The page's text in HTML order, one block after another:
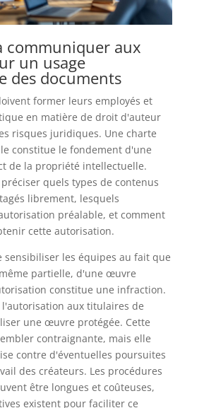
communiquer aux
un usage
des documents
former leurs employés et
en matière de droit d'auteur
risques juridiques. Une charte
constitue le fondement d'une
de la propriété intellectuelle.
quels types de contenus
librement, lesquels
préalable, et comment
cette autorisation.
sensibiliser les équipes au fait que
partielle, d'une œuvre
constitue une infraction.
aux titulaires de
une œuvre protégée. Cette
contraignante, mais elle
contre d'éventuelles poursuites
des créateurs. Les procédures
être longues et coûteuses,
existent pour faciliter ce